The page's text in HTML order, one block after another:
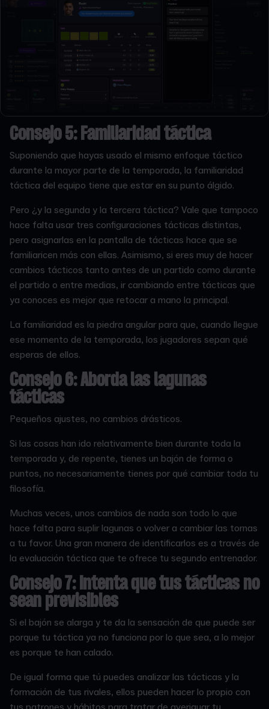
Consejo 5: Familiaridad táctica
Suponiendo que hayas usado el mismo enfoque táctico
durante la mayor parte de la temporada, la familiaridad
táctica del equipo tiene que estar en su punto álgido.
Pero ¿y la segunda y la tercera táctica? Vale que tampoco
hace falta usar tres configuraciones tácticas distintas,
pero asignarlas en la pantalla de tácticas hace que se
familiaricen más con ellas. Asimismo, si eres muy de hacer
cambios tácticos tanto antes de un partido como durante
el partido o entre medias, ir cambiando entre tácticas que
ya conoces es mejor que retocar a mano la principal.
La familiaridad es la piedra angular para que, cuando llegue
ese momento de la temporada, los jugadores sepan qué
esperas de ellos.
Consejo 6: Aborda las lagunas
tácticas
Pequeños ajustes, no cambios drásticos.
Si las cosas han ido relativamente bien durante toda la
temporada y, de repente, tienes un bajón de forma o
puntos, no necesariamente tienes por qué cambiar toda tu
filosofía.
Muchas veces, unos cambios de nada son todo lo que
hace falta para suplir lagunas o volver a cambiar las tornas
a tu favor. Una gran manera de identificarlos es a través de
la evaluación táctica que te ofrece tu segundo entrenador.
Consejo 7: Intenta que tus tácticas no
sean previsibles
Si el bajón se alarga y te da la sensación de que puede ser
porque tu táctica ya no funciona por lo que sea, a lo mejor
es porque te han calado.
De igual forma que tú puedes analizar las tácticas y la
formación de tus rivales, ellos pueden hacer lo propio con